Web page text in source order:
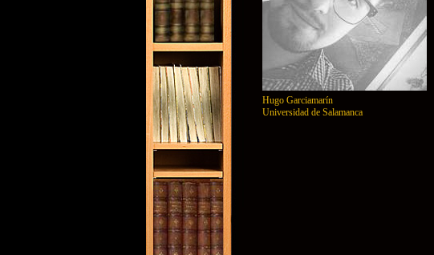
Hugo Garciamarín
Universidad de Salamanca